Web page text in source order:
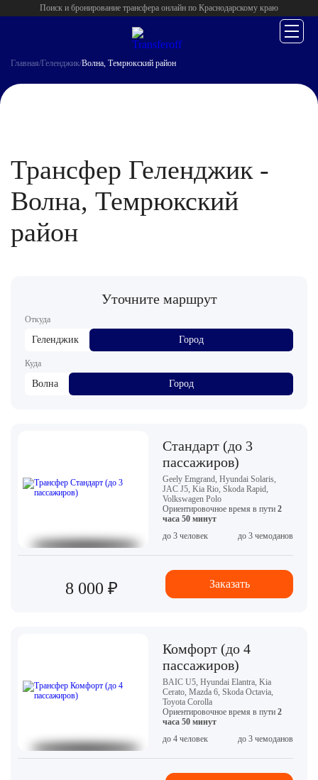
Поиск и бронирование трансфера онлайн по Краснодарскому краю
Главная/Геленджик/Волна, Темрюкский район
Трансфер Геленджик -
Волна, Темрюкский
район
Уточните маршрут
Откуда
Геленджик Город
Куда
Волна Город
Стандарт (до 3
пассажиров)
Geely Emgrand, Hyundai Solaris,
JAC J5, Kia Rio, Skoda Rapid,
Volkswagen Polo
Ориентировочное время в пути 2
часа 50 минут
до 3 человек
до 3 чемоданов
8 000 ₽ Заказать
Комфорт (до 4
пассажиров)
BAIC U5, Hyundai Elantra, Kia
Cerato, Mazda 6, Skoda Octavia,
Toyota Corolla
Ориентировочное время в пути 2
часа 50 минут
до 4 человек
до 3 чемоданов